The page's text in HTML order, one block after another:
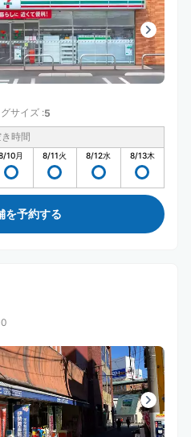
サイズ :5
き時間
10月 8/11火 8/12水 8/13木
を予約する